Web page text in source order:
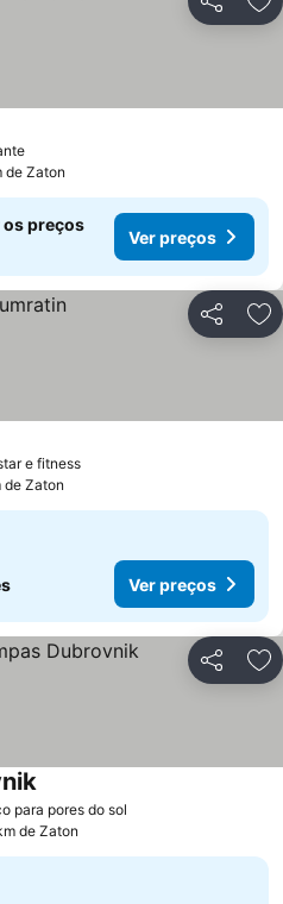
Partilhar
Ver preços
de Zaton
os preços
Ver preços
Partilhar
e fitnessVer preços
de Zaton
Ver preços
Partilhar
para pores do sol
Ver preços
de Zaton